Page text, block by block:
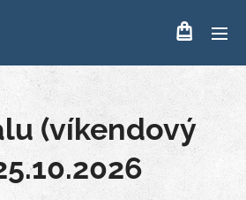
(víkendový